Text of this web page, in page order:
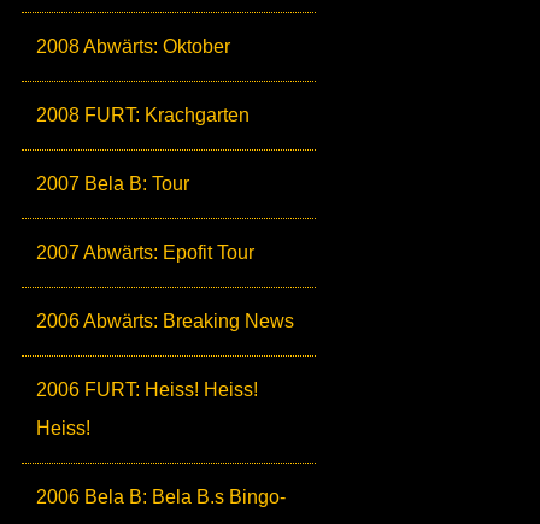
2008 Abwärts: Oktober
2008 FURT: Krachgarten
2007 Bela B: Tour
2007 Abwärts: Epofit Tour
2006 Abwärts: Breaking News
2006 FURT: Heiss! Heiss!
Heiss!
2006 Bela B: Bela B.s Bingo-